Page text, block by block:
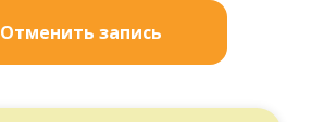
Отменить запись